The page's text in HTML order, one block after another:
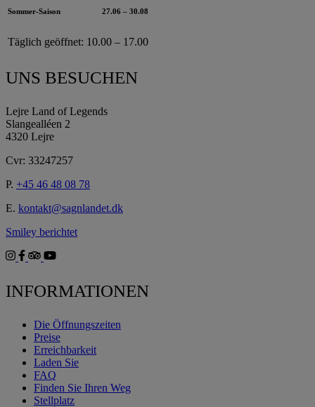
Sommer-Saison 27.06 – 30.08
Täglich geöffnet: 10.00 – 17.00
UNS BESUCHEN
Lejre Land of Legends
Slangealléen 2
4320 Lejre
Cvr: 33247257
P. +45 46 48 08 78
E. kontakt@sagnlandet.dk
Smiley berichtet
INFORMATIONEN
Die Öffnungszeiten
Preise
Erreichbarkeit
Laden Sie
FAQ
Finden Sie Ihren Weg
Stellplatz